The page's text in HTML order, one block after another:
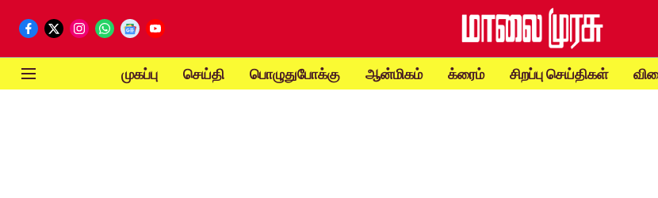
முகப்பு செய்தி பொழுதுபோக்கு ஆன்மிகம் க்ரைம் சிறப்பு செய்திகள்